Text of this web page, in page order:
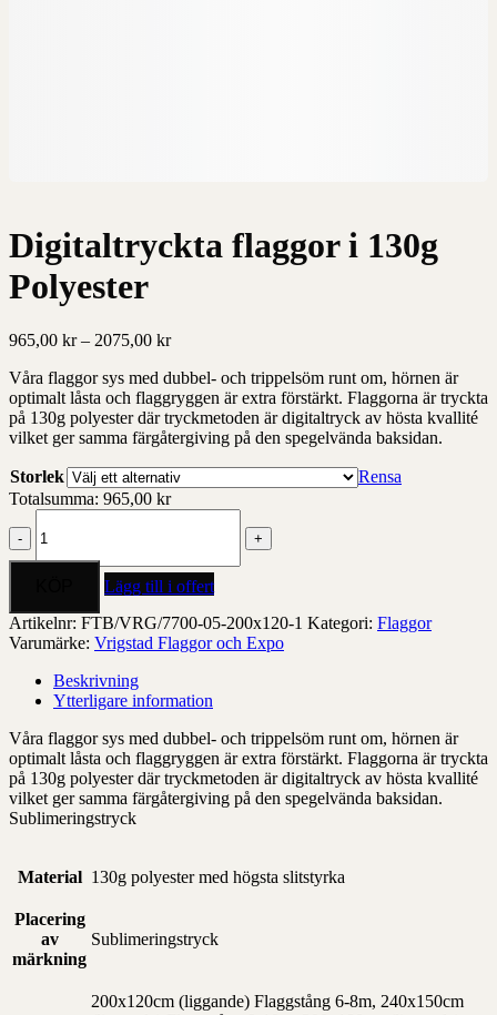
Digitaltryckta flaggor i 130g
Polyester
965,00 kr – 2075,00 krPrisintervall:
till
2075,00 kr
Våra flaggor sys med dubbel- och trippelsöm runt om, hörnen är
optimalt låsta och flaggryggen är extra förstärkt. Flaggorna är tryckta
på 130g polyester där tryckmetoden är digitaltryck av hösta kvallité
vilket ger samma färgåtergiving på den spegelvända baksidan.
Storlek
Rensa
Totalsumma: 965,00 kr
flaggor
i
mängd
Lägg till i offert
Artikelnr: FTB/VRG/7700-05-200x120-1 Kategori: Flaggor
Varumärke: Vrigstad Flaggor och Expo
Beskrivning
Ytterligare information
Våra flaggor sys med dubbel- och trippelsöm runt om, hörnen är
optimalt låsta och flaggryggen är extra förstärkt. Flaggorna är tryckta
på 130g polyester där tryckmetoden är digitaltryck av hösta kvallité
vilket ger samma färgåtergiving på den spegelvända baksidan.
Sublimeringstryck
Material 130g polyester med högsta slitstyrka
Placering
av
märkning
Sublimeringstryck
200x120cm (liggande) Flaggstång 6-8m, 240x150cm